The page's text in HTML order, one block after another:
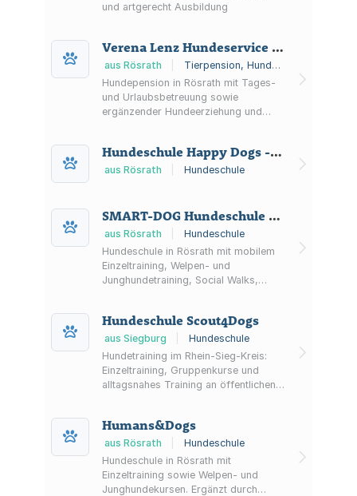
und artgerecht Ausbildung
Verena Lenz Hundeservice "Haus Verena"
aus Rösrath
Tierpension, Hundeschule
Hundepension in Rösrath mit Tages-
und Urlaubsbetreuung sowie
ergänzender Hundeerziehung und
Hundeschule Happy Dogs - Happy People Inh. Michael Nehmann
aus Rösrath Hundeschule
SMART-DOG Hundeschule Mila Peska
aus Rösrath
Hundeschule
Hundeschule in Rösrath mit mobilem
Einzeltraining, Welpen- und
Junghundetraining, Social Walks,
Konflikten.
Hundeschule Scout4Dogs
aus Siegburg
Hundeschule
Hundetraining im Rhein-Sieg-Kreis:
Einzeltraining, Gruppenkurse und
alltagsnahes Training an öffentlichen
Humans&Dogs
aus Rösrath
Hundeschule
Hundeschule in Rösrath mit
Einzeltraining sowie Welpen- und
Junghundekursen. Ergänzt durch